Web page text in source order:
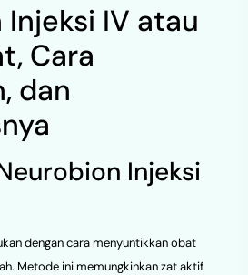
IV atau
Cara
dan
Injeksi
dengan cara menyuntikkan obat
Metode ini memungkinkan zat aktif